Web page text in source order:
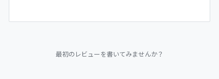
最初のレビューを書いてみませんか？